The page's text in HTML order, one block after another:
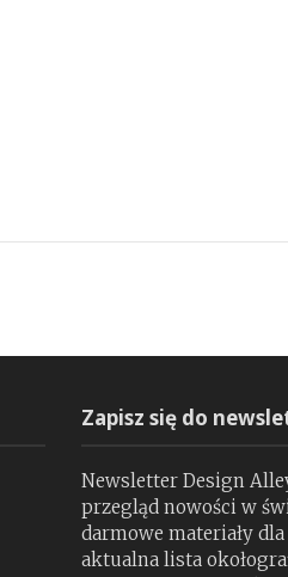
Zapisz się do
Newsletter Design
przegląd nowości w
darmowe materiały
aktualna lista